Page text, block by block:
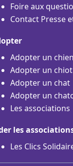
Foire aux
Contact Presse
Adopter un chien
Adopter un chiot
Adopter un chat
Adopter un
Les associations
les
Les Clics